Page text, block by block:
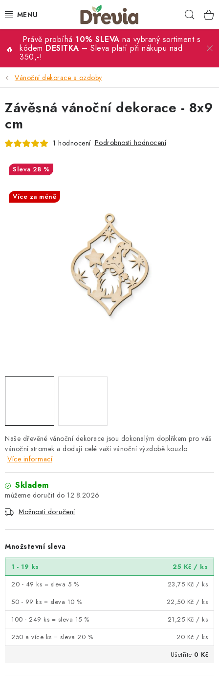
na
SVATBA 💍
DÁRKY
DEKORACE
PŘÍLEŽITOSTI
MATERIÁLY A TVOŘENÍ
Stav objednávky
Jak nakupovat
Právě probíhá 10% SLEVA na vybraný sortiment s
kódem DESITKA – Sleva platí při nákupu nad
350,-!
Vánoční dekorace a ozdoby
Naše dřevěné vánoční dekorace jsou dokonalým doplňkem pro váš
vánoční stromek a dodají celé vaší vánoční výzdobě kouzlo.
Více informací
Skladem
12.8.2026
Možnosti doručení
Množstevní sleva
1 - 19 ks 25 Kč / ks
20 - 49 ks = sleva 5 %
23,75 Kč / ks
50 - 99 ks = sleva 10 %
22,50 Kč / ks
100 - 249 ks = sleva 15 %
21,25 Kč / ks
250 a více ks = sleva 20 %
20 Kč / ks
Ušetříte 0 Kč
Závěsná vánoční dekorace - 8x9
cm
1 hodnocení Podrobnosti hodnocení
28 %
Více za méně